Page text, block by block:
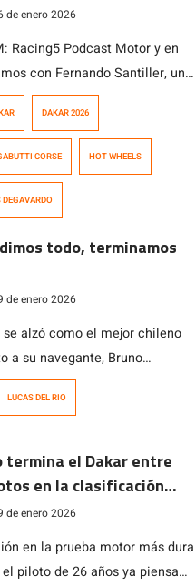
de enero 2026
Racing5 Podcast Motor y en
con Fernando Santiller, un
y el motociclismo que
a desempeñarse como
en el […]
DAKAR 2026
CORSE HOT WHEELS
todo, terminamos
de enero 2026
alzó como el mejor chileno
a su navegante, Bruno
posición a 77 segundos
LUCAS DEL RIO
termina el Dakar entre
en la clasificación
de enero 2026
en la prueba motor más dura
piloto de 26 años ya piensa